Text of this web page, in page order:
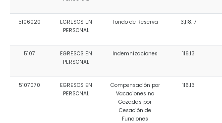
5106020
EGRESOS EN
PERSONAL
Fondo de Reserva 3,118.17
5107
EGRESOS EN
PERSONAL
Indemnizaciones 116.13
5107070
EGRESOS EN
PERSONAL
Compensación por
Vacaciones no
Gozadas por
Cesación de
Funciones
116.13